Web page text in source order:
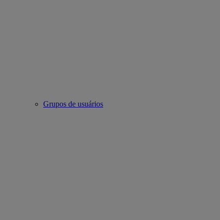
Grupos de usuários